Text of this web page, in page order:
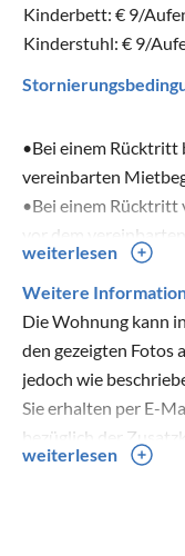
Kinderbett: € 9/
Kinderstuhl: € 9/
•Bei einem Rücktritt
vereinbarten
•Bei einem Rücktritt
vor dem
•Bei einem Rücktritt
Tag vor dem
Reisepreises.
•Bei späterem
wird der gesamte
weiterlesen
Weitere
Die Wohnung kann
den gezeigten Fotos
jedoch wie
Sie erhalten per E-
bezüglich der
Rechnung müssen
erspart Ihnen eine
weiterlesen